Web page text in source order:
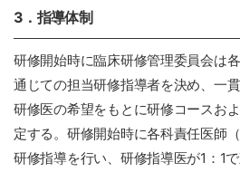
3．指導体制
研修開始時に臨床研修管理委員会は
通じての担当研修指導者を決め、一
研修医の希望をもとに研修コースお
定する。研修開始時に各科責任医師
研修指導を行い、研修指導医が1：1